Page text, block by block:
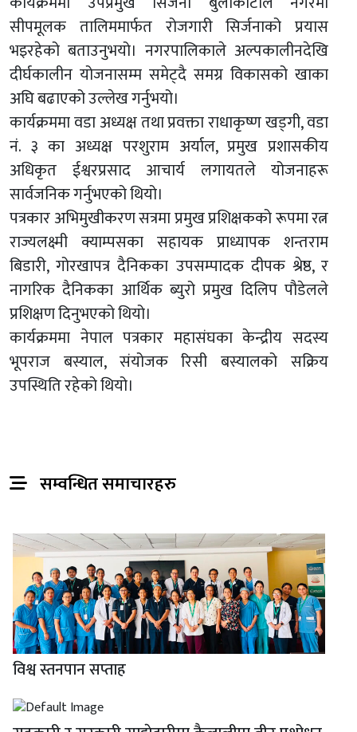
सीपमूलक तालिममार्फत रोजगारी सिर्जनाको प्रयास
भइरहेको बताउनुभयो। नगरपालिकाले अल्पकालीनदेखि
दीर्घकालीन योजनासम्म समेट्दै समग्र विकासको खाका
अघि बढाएको उल्लेख गर्नुभयो।
कार्यक्रममा वडा अध्यक्ष तथा प्रवक्ता राधाकृष्ण खड्गी, वडा
नं. ३ का अध्यक्ष परशुराम अर्याल, प्रमुख प्रशासकीय
अधिकृत ईश्वरप्रसाद आचार्य लगायतले योजनाहरू
सार्वजनिक गर्नुभएको थियो।
पत्रकार अभिमुखीकरण सत्रमा प्रमुख प्रशिक्षकको रूपमा रत्न
राज्यलक्ष्मी क्याम्पसका सहायक प्राध्यापक शन्तराम
बिडारी, गोरखापत्र दैनिकका उपसम्पादक दीपक श्रेष्ठ, र
नागरिक दैनिकका आर्थिक ब्युरो प्रमुख दिलिप पौडेलले
प्रशिक्षण दिनुभएको थियो।
कार्यक्रममा नेपाल पत्रकार महासंघका केन्द्रीय सदस्य
भूपराज बस्याल, संयोजक रिसी बस्यालको सक्रिय
उपस्थिति रहेको थियो।
सम्वन्धित समाचारहरु
विश्व स्तनपान सप्ताह